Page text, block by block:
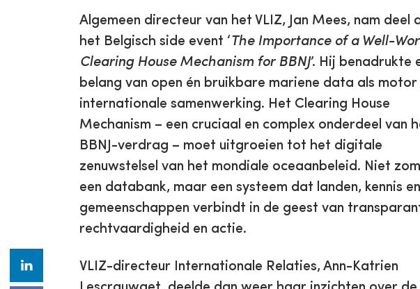
Algemeen directeur van het VLIZ, Jan Mees, nam deel
het Belgisch side event ‘The Importance of a Well-
Clearing House Mechanism for BBNJ’. Hij benadrukte
belang van open én bruikbare mariene data als
internationale samenwerking. Het Clearing House
Mechanism – een cruciaal en complex onderdeel van
BBNJ-verdrag – moet uitgroeien tot het digitale
zenuwstelsel van het mondiale oceaanbeleid. Niet
een databank, maar een systeem dat landen, kennis en
gemeenschappen verbindt in de geest van
rechtvaardigheid en actie.
VLIZ-directeur Internationale Relaties, Ann-Katrien